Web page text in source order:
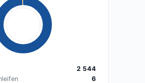
2 544
6